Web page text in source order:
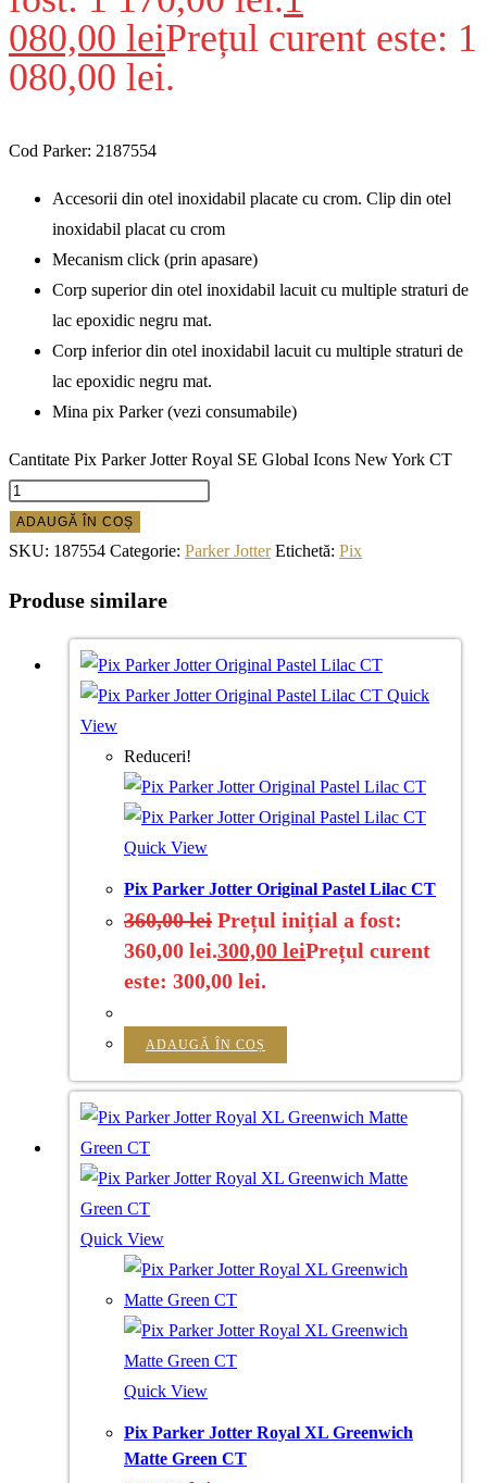
080,00 leiPrețul curent este: 1
080,00 lei.
Cod Parker: 2187554
Accesorii din otel inoxidabil placate cu crom. Clip din otel
inoxidabil placat cu crom
Mecanism click (prin apasare)
Corp superior din otel inoxidabil lacuit cu multiple straturi de
lac epoxidic negru mat.
Corp inferior din otel inoxidabil lacuit cu multiple straturi de
lac epoxidic negru mat.
Mina pix Parker (vezi consumabile)
Cantitate Pix Parker Jotter Royal SE Global Icons New York CT
ADAUGĂ ÎN COȘ
SKU: 187554 Categorie: Parker Jotter Etichetă: Pix
Produse similare
Quick
View
Reduceri!
Quick View
Pix Parker Jotter Original Pastel Lilac CT
360,00lei Prețul inițial a fost:
360,00 lei.300,00 leiPrețul curent
este: 300,00 lei.
ADAUGĂ ÎN COȘ
Quick View
Quick View
Pix Parker Jotter Royal XL Greenwich
Matte Green CT